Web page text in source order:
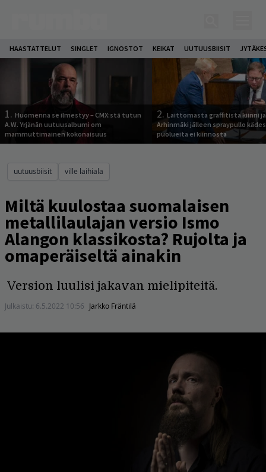
HAASTATTELUT SINGLET IGNOSTOT KEIKAT UUTUUSBIISIT
1. Huomenna se ilmestyy – CMX:stä tutun
A.W. Yrjänän uutuusalbumi om
mammuttimainen kokonaisuus
2. Laittomasta graffitista kiinni
Arhinmäki jälleen spraypullo
puolueita ei kiinnosta
uutuusbiisit ville laihiala
Miltä kuulostaa suomalaisen
metallilaulajan versio Ismo
Alangon klassikosta? Rujolta ja
omaperäiseltä ainakin
Version luulisi jakavan mielipiteitä.
Julkaistu: 6.5.2022 10:56 Jarkko Fräntilä